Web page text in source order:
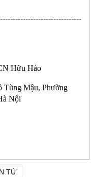
Hữu Hảo
Mậu, Phường
Nội
TỬ